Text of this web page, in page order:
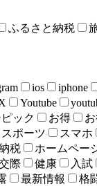
ふるさと納税
ios iphone
Youtube
ック お得
スポーツ スマホ
税 ホームペー
際 健康 入試
最新情報 格